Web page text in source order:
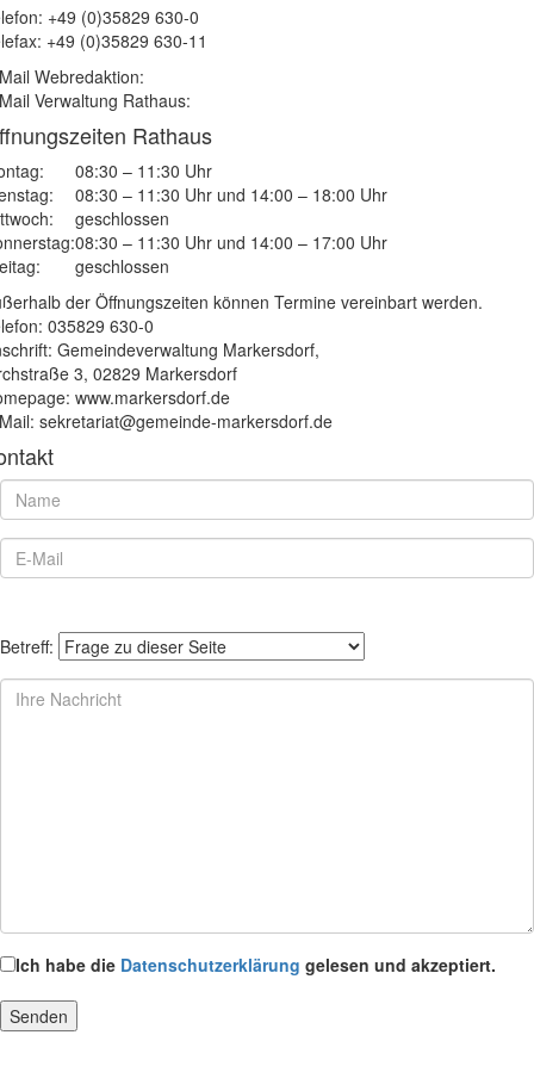
+49 (0)35829 630-0
+49 (0)35829 630-11
Webredaktion:
Verwaltung Rathaus:
Rathaus
08:30 – 11:30 Uhr
08:30 – 11:30 Uhr und 14:00 – 18:00 Uhr
geschlossen
08:30 – 11:30 Uhr und 14:00 – 17:00 Uhr
geschlossen
der Öffnungszeiten können Termine vereinbart werden.
035829 630-0
Gemeindeverwaltung Markersdorf,
3, 02829 Markersdorf
www.markersdorf.de
sekretariat@gemeinde-markersdorf.de
Betreff:
Ich habe die Datenschutzerklärung gelesen und akzeptiert.